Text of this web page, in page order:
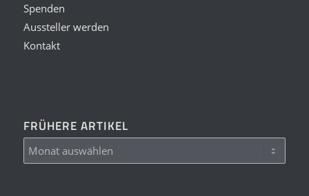
Spenden
Aussteller werden
Kontakt
FRÜHERE ARTIKEL